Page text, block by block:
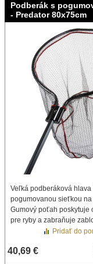
Podberák s
- Predator 80x75cm
Veľká podberáková hlava
pogumovanou sieťkou na
Gumový poťah poskytuje
pre ryby a zabraňuje
40,69 €
Pridať do